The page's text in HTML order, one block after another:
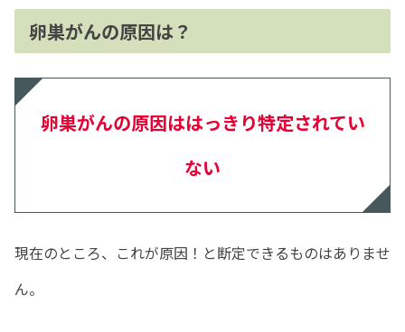
卵巣がんの原因は？
卵巣がんの原因ははっきり特定されてい
ない
現在のところ、これが原因！と断定できるものはありませ
ん。